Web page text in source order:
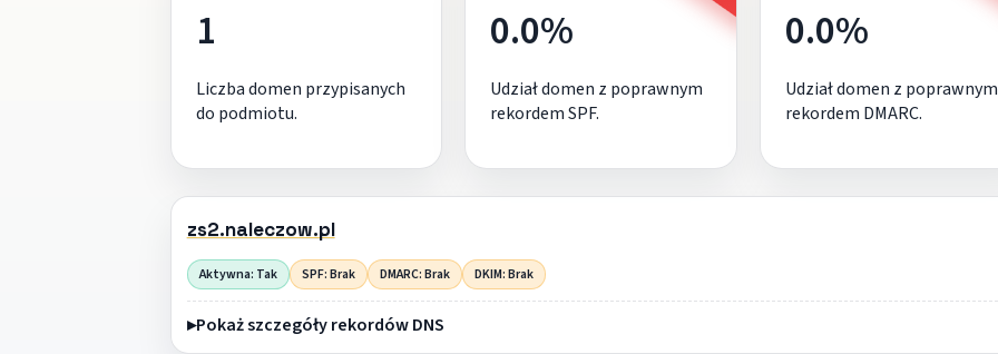
1
Liczba domen przypisanych
do podmiotu.
0.0%
Udział domen z poprawnym
rekordem SPF.
0.0%
Udział domen z poprawnym
rekordem DMARC.
zs2.naleczow.pl
Aktywna: Tak SPF: Brak DMARC: Brak DKIM: Brak
Pokaż szczegóły rekordów DNS